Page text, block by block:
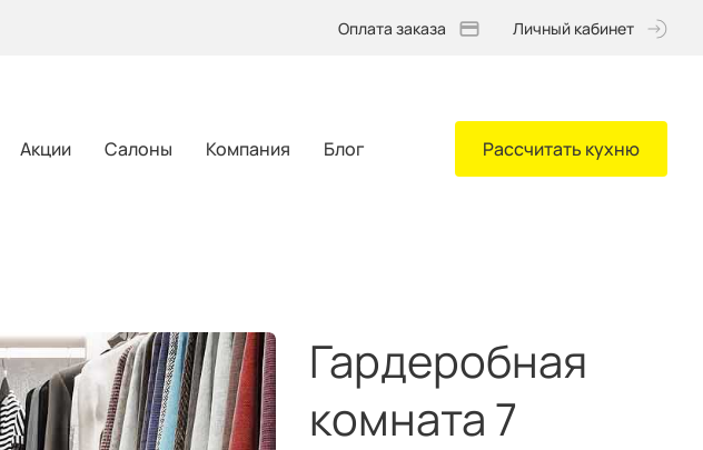
Оплата заказа Личный кабинет
Акции Салоны Компания Блог Рассчитать кухню
Гардеробная
комната 7